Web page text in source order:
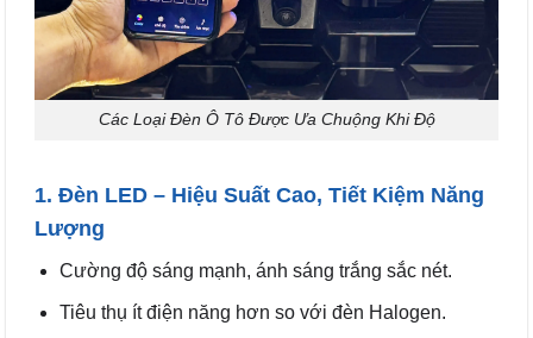
Các Loại Đèn Ô Tô Được Ưa Chuộng Khi Độ
1. Đèn LED – Hiệu Suất Cao, Tiết Kiệm Năng
Lượng
Cường độ sáng mạnh, ánh sáng trắng sắc nét.
Tiêu thụ ít điện năng hơn so với đèn Halogen.